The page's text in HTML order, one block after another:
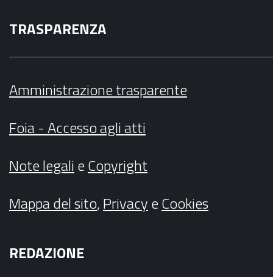
TRASPARENZA
Amministrazione trasparente
Foia - Accesso agli atti
Note legalieCopyright
Mappa del sito,PrivacyeCookies
REDAZIONE